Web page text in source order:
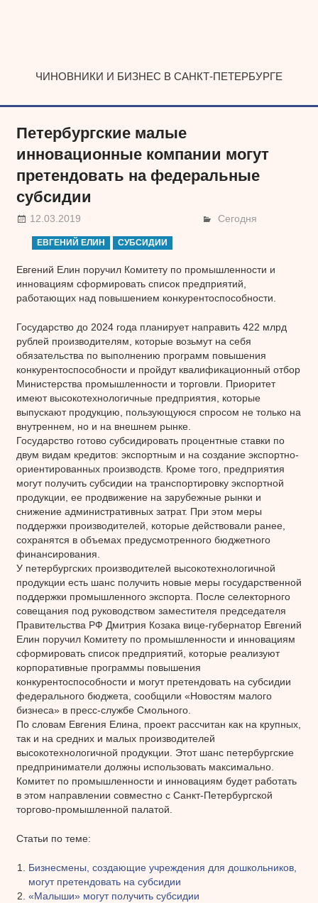
ЧИНОВНИКИ И БИЗНЕС В САНКТ-ПЕТЕРБУРГЕ
Петербургские малые
инновационные компании могут
претендовать на федеральные
субсидии
12.03.2019 Сегодня
ЕВГЕНИЙ ЕЛИН СУБСИДИИ
Евгений Елин поручил Комитету по промышленности и
инновациям сформировать список предприятий,
работающих над повышением конкурентоспособности.
Государство до 2024 года планирует направить 422 млрд
рублей производителям, которые возьмут на себя
обязательства по выполнению программ повышения
конкурентоспособности и пройдут квалификационный отбор
Министерства промышленности и торговли. Приоритет
имеют высокотехнологичные предприятия, которые
выпускают продукцию, пользующуюся спросом не только на
внутреннем, но и на внешнем рынке.
Государство готово субсидировать процентные ставки по
двум видам кредитов: экспортным и на создание экспортно-
ориентированных производств. Кроме того, предприятия
могут получить субсидии на транспортировку экспортной
продукции, ее продвижение на зарубежные рынки и
снижение административных затрат. При этом меры
поддержки производителей, которые действовали ранее,
сохранятся в объемах предусмотренного бюджетного
финансирования.
У петербургских производителей высокотехнологичной
продукции есть шанс получить новые меры государственной
поддержки промышленного экспорта. После селекторного
совещания под руководством заместителя председателя
Правительства РФ Дмитрия Козака вице-губернатор Евгений
Елин поручил Комитету по промышленности и инновациям
сформировать список предприятий, которые реализуют
корпоративные программы повышения
конкурентоспособности и могут претендовать на субсидии
федерального бюджета, сообщили «Новостям малого
бизнеса» в пресс-службе Смольного.
По словам Евгения Елина, проект рассчитан как на крупных,
так и на средних и малых производителей
высокотехнологичной продукции. Этот шанс петербургские
предприниматели должны использовать максимально.
Комитет по промышленности и инновациям будет работать
в этом направлении совместно с Санкт-Петербургской
торгово-промышленной палатой.
Статьи по теме:
Бизнесмены, создающие учреждения для дошкольников,
могут претендовать на субсидии
«Малыши» могут получить субсидии